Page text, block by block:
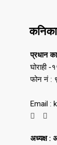
प्रधान
घोराही -
फोन नं :
Email :
अध्यक्ष :